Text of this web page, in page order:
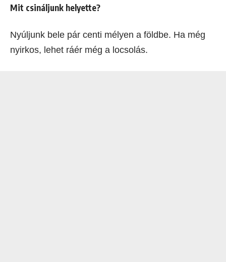
Mit csináljunk helyette?
Nyúljunk bele pár centi mélyen a földbe. Ha még
nyirkos, lehet ráér még a locsolás.